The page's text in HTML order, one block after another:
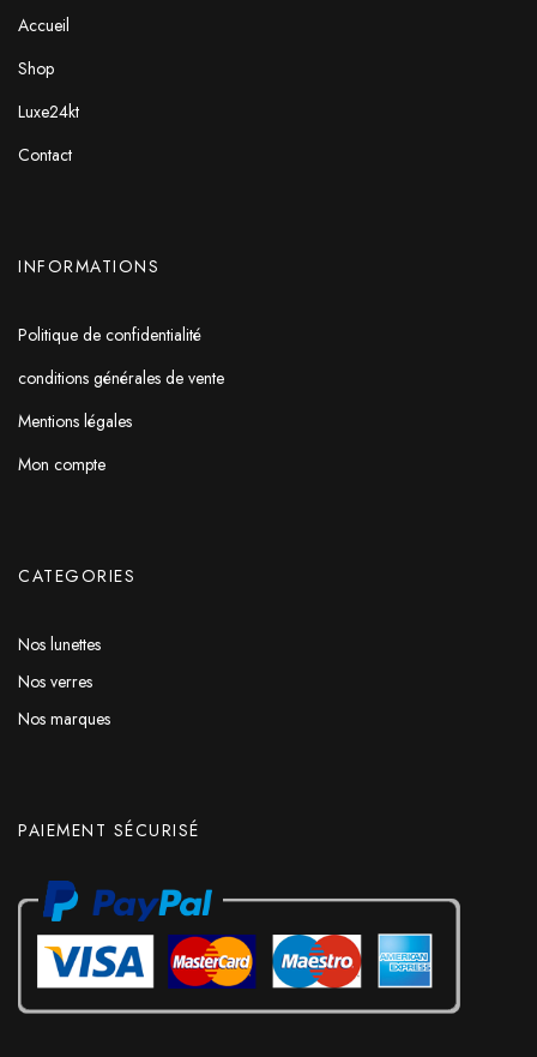
Accueil
Shop
Luxe24kt
Contact
INFORMATIONS
Politique de confidentialité
conditions générales de vente
Mentions légales
Mon compte
CATEGORIES
Nos lunettes
Nos verres
Nos marques
PAIEMENT SÉCURISÉ